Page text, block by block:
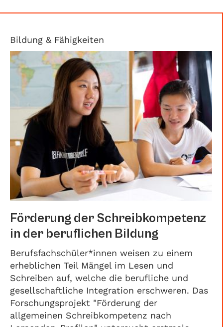
Bildung & Fähigkeiten
Förderung der Schreibkompetenz
in der beruflichen Bildung
Berufsfachschüler*innen weisen zu einem
erheblichen Teil Mängel im Lesen und
Schreiben auf, welche die berufliche und
gesellschaftliche Integration erschweren. Das
Forschungsprojekt "Förderung der
allgemeinen Schreibkompetenz nach